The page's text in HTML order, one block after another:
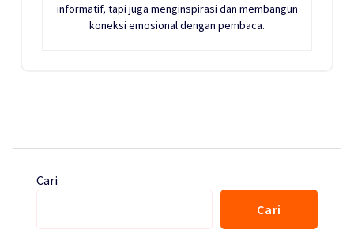
informatif, tapi juga menginspirasi dan membangun
koneksi emosional dengan pembaca.
Cari
Cari